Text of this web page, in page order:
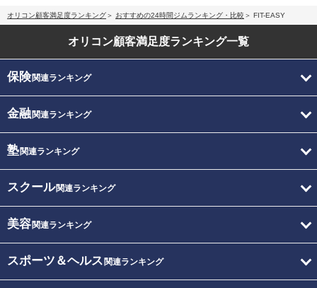
オリコン顧客満足度ランキング おすすめの24時間ジムランキング・比較 FIT-EASY
オリコン顧客満足度ランキング一覧
保険関連ランキング
金融関連ランキング
塾関連ランキング
スクール関連ランキング
美容関連ランキング
スポーツ＆ヘルス 関連ランキング